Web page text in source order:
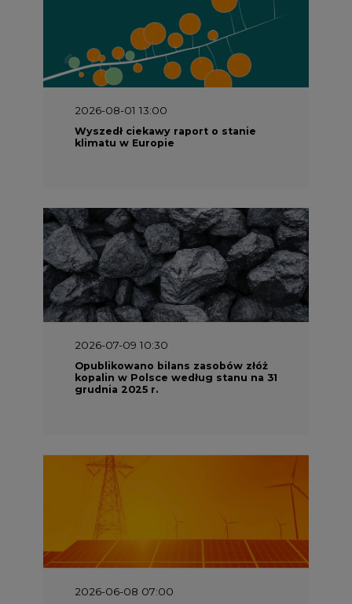
2026-08-01 13:00
Wyszedł ciekawy raport o stanie
klimatu w Europie
2026-07-09 10:30
Opublikowano bilans zasobów złóż
kopalin w Polsce według stanu na 31
grudnia 2025 r.
2026-06-08 07:00